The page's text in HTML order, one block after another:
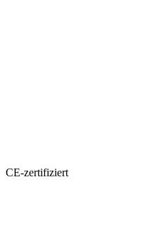
CE-zertifiziert